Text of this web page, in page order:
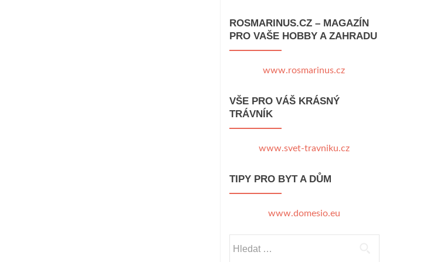
ROSMARINUS.CZ – MAGAZÍN
PRO VAŠE HOBBY A ZAHRADU
www.rosmarinus.cz
VŠE PRO VÁŠ KRÁSNÝ
TRÁVNÍK
www.svet-travniku.cz
TIPY PRO BYT A DŮM
www.domesio.eu